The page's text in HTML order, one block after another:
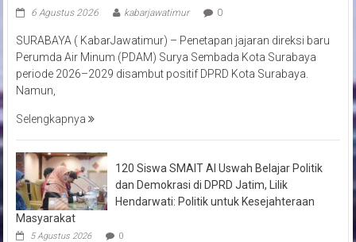
6 Agustus 2026 kabarjawatimur 0
SURABAYA ( KabarJawatimur) – Penetapan jajaran direksi baru
Perumda Air Minum (PDAM) Surya Sembada Kota Surabaya
periode 2026–2029 disambut positif DPRD Kota Surabaya.
Namun,
Selengkapnya
120 Siswa SMAIT Al Uswah Belajar Politik
dan Demokrasi di DPRD Jatim, Lilik
Hendarwati: Politik untuk Kesejahteraan
Masyarakat
5 Agustus 2026 0